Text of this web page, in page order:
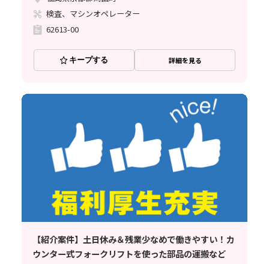
検査、マシンオペレーター
62613-00
キープする 詳細を見る
【紹介案件】土日休み＆残業少なめで働きやすい！カ
ウンター式フォークリフトを使った部品の運搬など